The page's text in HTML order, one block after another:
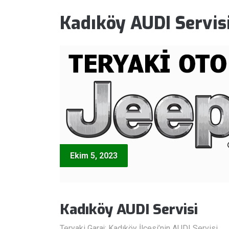
Kadıköy AUDI
Ekim 5, 2023
Kadıköy AUDI Servisi